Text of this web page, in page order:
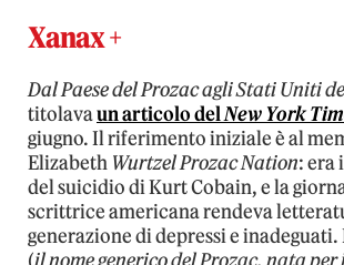
Xanax +
Dal Paese del Prozac agli Stati Uniti
titolavaun articolo delNew York
giugno. Il riferimento iniziale è al
Elizabeth Wurtzel Prozac Nation: era
del suicidio di Kurt Cobain, e la
scrittrice americana rendeva
generazione di depressi e